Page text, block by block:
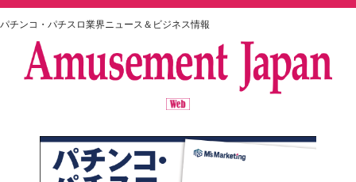
パチンコ・パチスロ業界ニュース＆ビジネス情報